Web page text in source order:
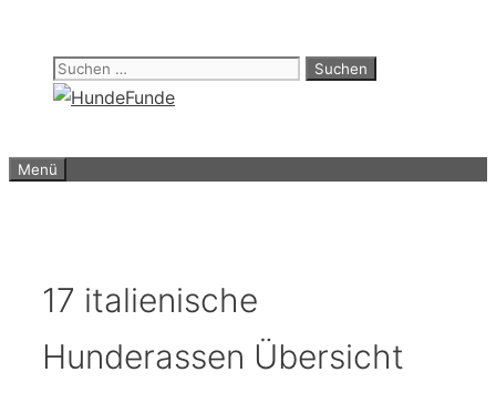
springen
Suchen
nach:
Menü
17 italienische
Hunderassen Übersicht